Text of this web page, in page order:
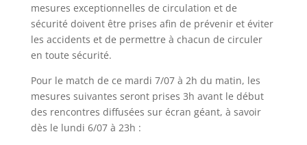
mesures exceptionnelles de circulation et de
sécurité doivent être prises afin de prévenir et éviter
les accidents et de permettre à chacun de circuler
en toute sécurité.
Pour le match de ce mardi 7/07 à 2h du matin, les
mesures suivantes seront prises 3h avant le début
des rencontres diffusées sur écran géant, à savoir
dès le lundi 6/07 à 23h :